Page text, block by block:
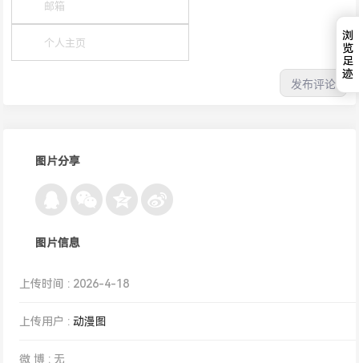
图片分享
图片信息
上传时间 : 2026-4-18
上传用户 :动漫图
微 博 : 无
浏
览
足
迹